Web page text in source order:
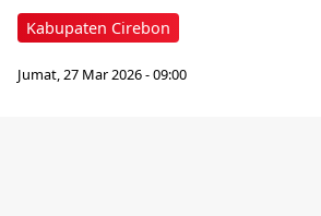
Kabupaten Cirebon
Jumat, 27 Mar 2026 - 09:00